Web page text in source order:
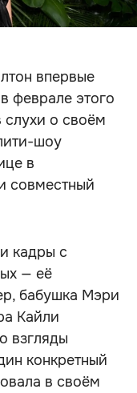
впервые
феврале этого
слухи о своём
шоу
в
совместный
кадры с
— её
бабушка Мэри
Кайли
взгляды
конкретный
в своём